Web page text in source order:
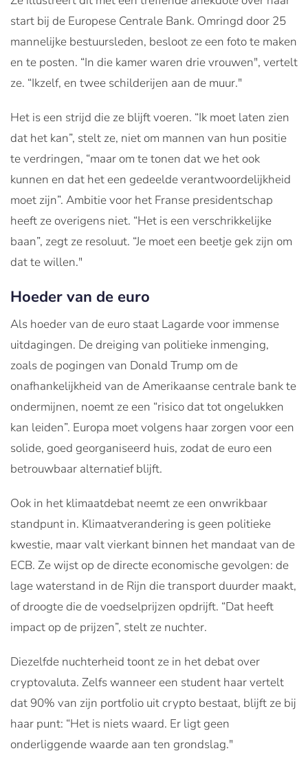
start bij de Europese Centrale Bank. Omringd door 25
mannelijke bestuursleden, besloot ze een foto te maken
en te posten. “In die kamer waren drie vrouwen", vertelt
ze. “Ikzelf, en twee schilderijen aan de muur."
Het is een strijd die ze blijft voeren. “Ik moet laten zien
dat het kan”, stelt ze, niet om mannen van hun positie
te verdringen, “maar om te tonen dat we het ook
kunnen en dat het een gedeelde verantwoordelijkheid
moet zijn”. Ambitie voor het Franse presidentschap
heeft ze overigens niet. “Het is een verschrikkelijke
baan”, zegt ze resoluut. “Je moet een beetje gek zijn om
dat te willen."
Hoeder van de euro
Als hoeder van de euro staat Lagarde voor immense
uitdagingen. De dreiging van politieke inmenging,
zoals de pogingen van Donald Trump om de
onafhankelijkheid van de Amerikaanse centrale bank te
ondermijnen, noemt ze een “risico dat tot ongelukken
kan leiden”. Europa moet volgens haar zorgen voor een
solide, goed georganiseerd huis, zodat de euro een
betrouwbaar alternatief blijft.
Ook in het klimaatdebat neemt ze een onwrikbaar
standpunt in. Klimaatverandering is geen politieke
kwestie, maar valt vierkant binnen het mandaat van de
ECB. Ze wijst op de directe economische gevolgen: de
lage waterstand in de Rijn die transport duurder maakt,
of droogte die de voedselprijzen opdrijft. “Dat heeft
impact op de prijzen”, stelt ze nuchter.
Diezelfde nuchterheid toont ze in het debat over
cryptovaluta. Zelfs wanneer een student haar vertelt
dat 90% van zijn portfolio uit crypto bestaat, blijft ze bij
haar punt: “Het is niets waard. Er ligt geen
onderliggende waarde aan ten grondslag."